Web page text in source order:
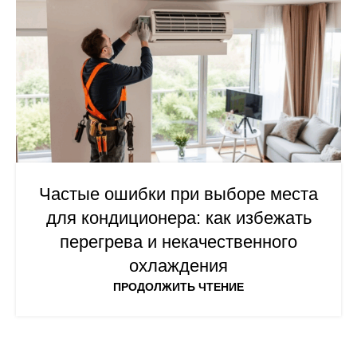
Частые ошибки при выборе места
для кондиционера: как избежать
перегрева и некачественного
охлаждения
ПРОДОЛЖИТЬ ЧТЕНИЕ